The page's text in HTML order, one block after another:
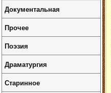
Документальная
Прочее
Поэзия
Драматургия
Старинное